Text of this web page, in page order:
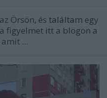
Örsön, és találtam egy
figyelmet itt a blogon a
...